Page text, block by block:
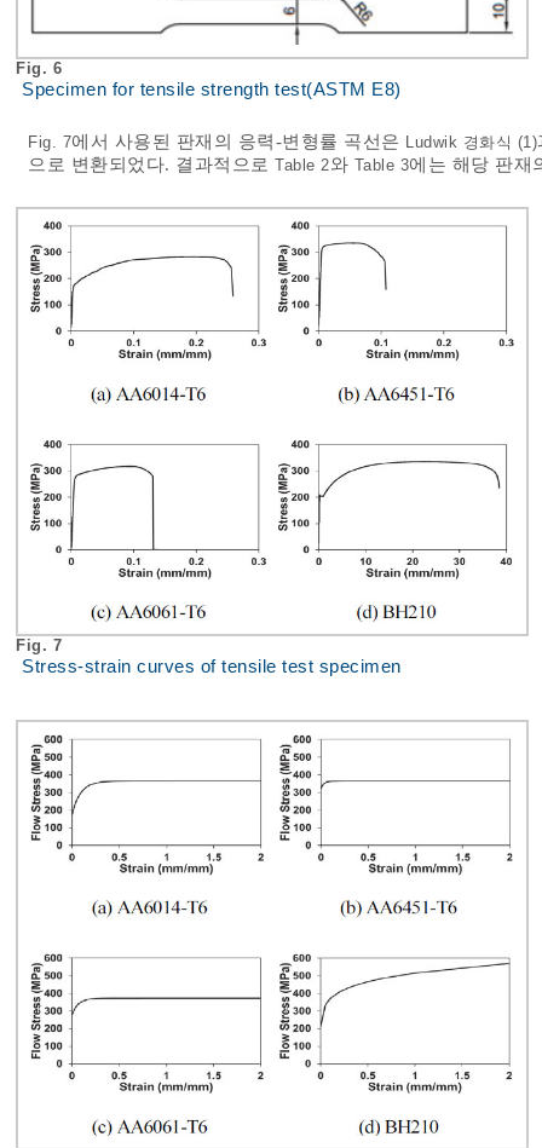
Fig. 6
Specimen for tensile strength test(ASTM E8)
Fig. 7에서 사용된 판재의 응력-변형률 곡선은 Ludwik 경화식 (1)
으로 변환되었다. 결과적으로 Table 2와 Table 3에는 해당 판재
Fig. 7
Stress-strain curves of tensile test specimen